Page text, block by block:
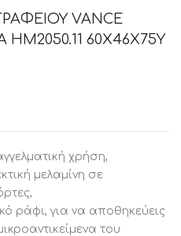
VANCE
60Χ46Χ75Υ
χρήση,
μελαμίνη σε
ράφι, για να αποθηκεύεις
του